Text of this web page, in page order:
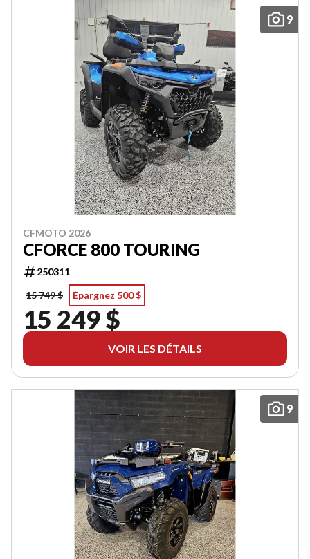
9
CFMOTO 2026
CFORCE 800 TOURING
250311
15 749 $
Épargnez 500 $
15 249 $
VOIR LES DÉTAILS
9